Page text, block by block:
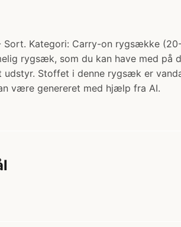
Kategori: Carry-on rygsække
rygsæk, som du kan have med
Stoffet i denne rygsæk er
være genereret med hjælp fra AI.